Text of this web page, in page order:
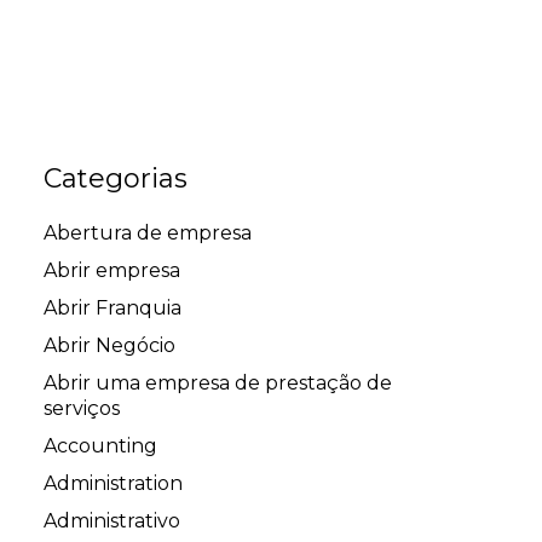
Categorias
Abertura de empresa
Abrir empresa
Abrir Franquia
Abrir Negócio
Abrir uma empresa de prestação de
serviços
Accounting
Administration
Administrativo